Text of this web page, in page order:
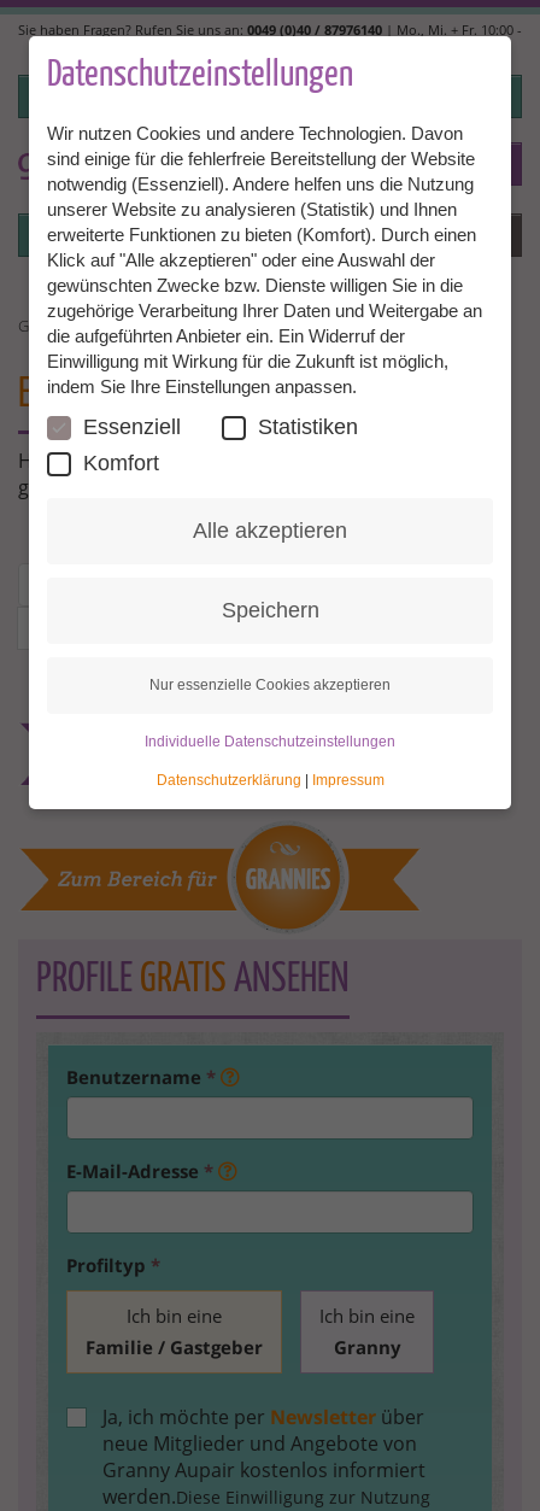
Direkt
zum
Inhalt
Sie haben Fragen? Rufen Sie uns an: 0049 (0)40 / 87976140 | Mo., Mi. + Fr. 10:00 -
DE
Login Menü
GRANNY AU PAIR ERFAHRUNGSBERICHTE
ERFAHRUNGENMIT GRANNY AUPAIR
Hier erzählen unsere Grannies und Familien über ihre
ganz persönlichen Erfahrungen mit Granny Aupair!
PROFILE GRATIS ANSEHEN
Benutzername *
E-Mail-Adresse *
Profiltyp *
Ich bin eine
Familie / Gastgeber
Ich bin eine
Granny
Ja, ich möchte per Newsletter über
neue Mitglieder und Angebote von
Granny Aupair kostenlos informiert
werden.Diese Einwilligung zur Nutzung
Datenschutzeinstellungen
Wir nutzen Cookies und andere Technologien. Davon
sind einige für die fehlerfreie Bereitstellung der Website
notwendig (Essenziell). Andere helfen uns die Nutzung
unserer Website zu analysieren (Statistik) und Ihnen
erweiterte Funktionen zu bieten (Komfort). Durch einen
Klick auf "Alle akzeptieren" oder eine Auswahl der
gewünschten Zwecke bzw. Dienste willigen Sie in die
zugehörige Verarbeitung Ihrer Daten und Weitergabe an
die aufgeführten Anbieter ein. Ein Widerruf der
Einwilligung mit Wirkung für die Zukunft ist möglich,
indem Sie Ihre Einstellungen anpassen.
Essenziell
Statistiken
Komfort
Alle akzeptieren
Speichern
Nur essenzielle Cookies akzeptieren
Individuelle Datenschutzeinstellungen
Datenschutzerklärung Impressum